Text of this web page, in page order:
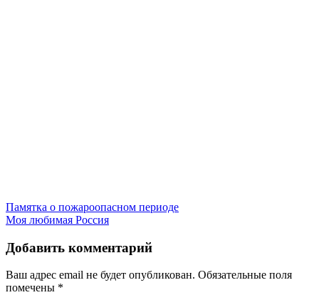
Навигация
по
записям
Памятка о пожароопасном периоде
Моя любимая Россия
Добавить комментарий
Ваш адрес email не будет опубликован. Обязательные поля
помечены *